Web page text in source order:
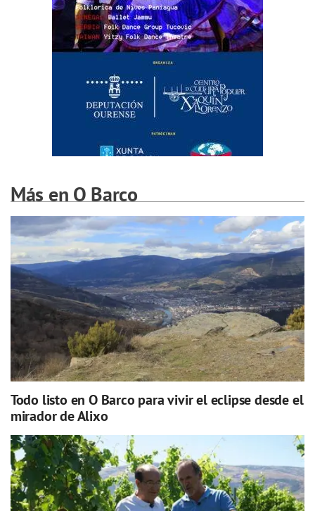
Más en O Barco
Todo listo en O Barco para vivir el eclipse desde el
mirador de Alixo